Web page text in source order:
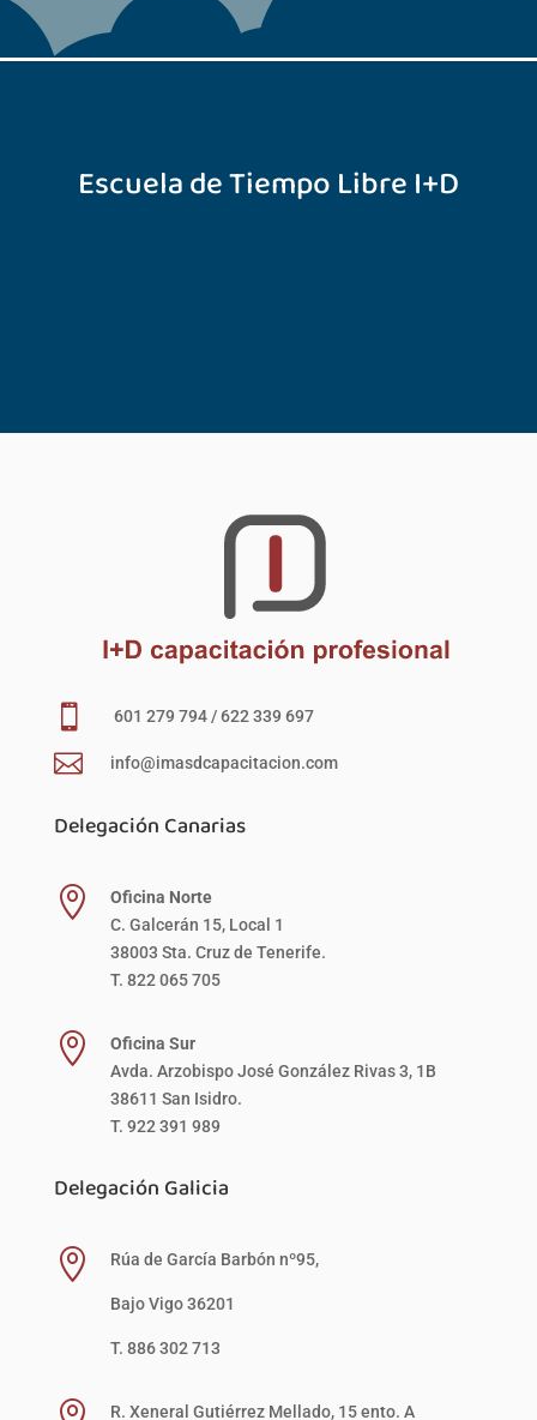
Escuela de Tiempo Libre I+D
 601 279 794 / 622 339 697
 info@imasdcapacitacion.com
Delegación Canarias

Oficina Norte
C. Galcerán 15, Local 1
38003 Sta. Cruz de Tenerife.
T. 822 065 705

Oficina Sur
Avda. Arzobispo José González Rivas 3, 1B
38611 San Isidro.
T. 922 391 989
Delegación Galicia
 Rúa de García Barbón nº95,
Bajo Vigo 36201
T. 886 302 713
R. Xeneral Gutiérrez Mellado, 15 ento. A